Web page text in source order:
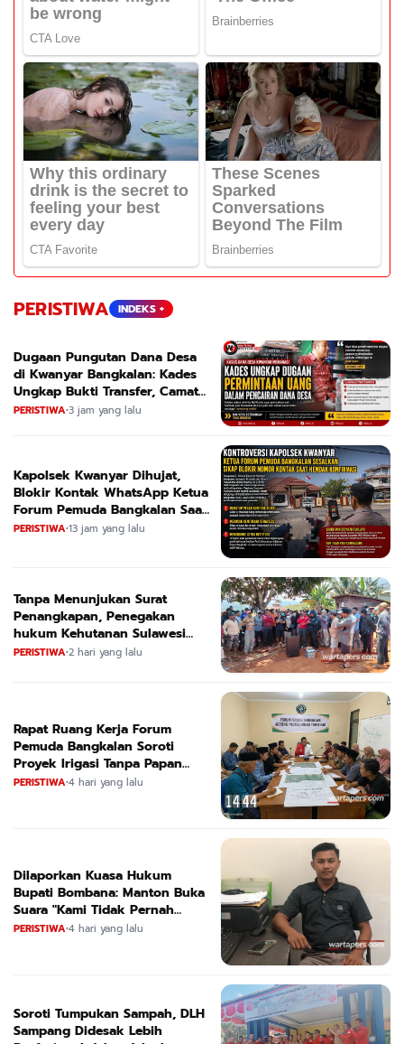
PERISTIWA INDEKS +
Dugaan Pungutan Dana Desa
di Kwanyar Bangkalan: Kades
Ungkap Bukti Transfer, Camat
Beri Bantahan Tegas
PERISTIWA•3 jam yang lalu
Kapolsek Kwanyar Dihujat,
Blokir Kontak WhatsApp Ketua
Forum Pemuda Bangkalan Saat
Dikonfirmasi
PERISTIWA•13 jam yang lalu
Tanpa Menunjukan Surat
Penangkapan, Penegakan
hukum Kehutanan Sulawesi
Selatan Culik Petani Ladah Di
PERISTIWA•2 hari yang lalu
Rapat Ruang Kerja Forum
Pemuda Bangkalan Soroti
Proyek Irigasi Tanpa Papan
Nama
PERISTIWA•4 hari yang lalu
Dilaporkan Kuasa Hukum
Bupati Bombana: Manton Buka
Suara "Kami Tidak Pernah
Menutup Ruang Hak Jawab"
PERISTIWA•4 hari yang lalu
Soroti Tumpukan Sampah, DLH
Sampang Didesak Lebih